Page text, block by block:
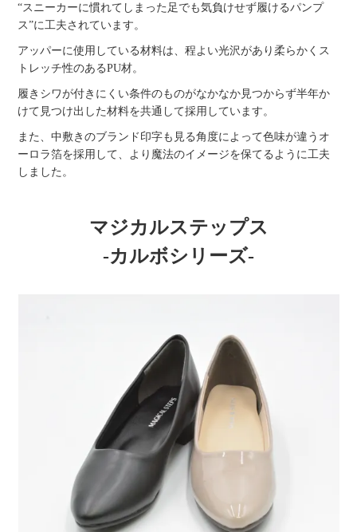
“スニーカーに慣れてしまった足でも気負けせず履けるパンプ
ス”に工夫されています。
アッパーに使用している材料は、程よい光沢があり柔らかくス
トレッチ性のあるPU材。
履きシワが付きにくい条件のものがなかなか見つからず半年か
けて見つけ出した材料を共通して採用しています。
また、中敷きのブランド印字も見る角度によって色味が違うオ
ーロラ箔を採用して、より魔法のイメージを保てるように工夫
しました。
マジカルステップス
-カルボシリーズ-